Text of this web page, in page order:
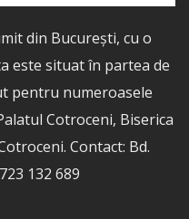
din București, cu o
este situat în partea de
pentru numeroasele
Cotroceni, Biserica
Contact: Bd.
132 689